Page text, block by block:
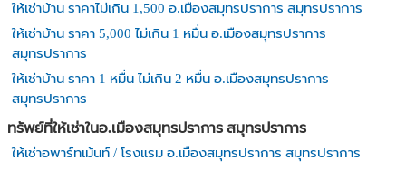
ให้เช่าบ้าน ราคาไม่เกิน 1,500 อ.เมืองสมุทรปราการ สมุทรปราการ
ให้เช่าบ้าน ราคา 5,000 ไม่เกิน 1 หมื่น อ.เมืองสมุทรปราการ
สมุทรปราการ
ให้เช่าบ้าน ราคา 1 หมื่น ไม่เกิน 2 หมื่น อ.เมืองสมุทรปราการ
สมุทรปราการ
ทรัพย์ที่ให้เช่าในอ.เมืองสมุทรปราการ สมุทรปราการ
ให้เช่าอพาร์ทเม้นท์ / โรงแรม อ.เมืองสมุทรปราการ สมุทรปราการ